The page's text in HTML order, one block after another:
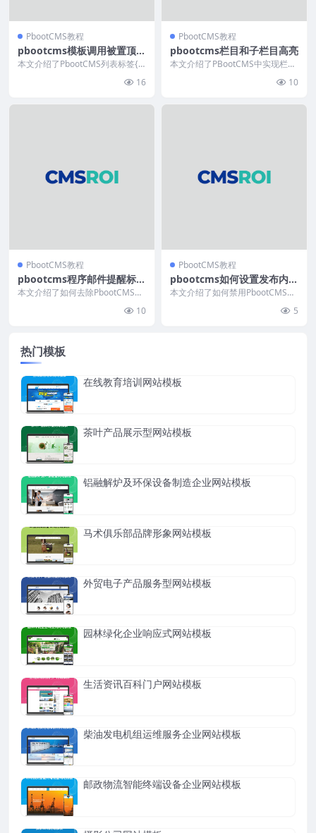
PbootCMS教程
pbootcms模板调用被置顶、
推荐、头条状态的文章
本文介绍了PbootCMS列表标签{p
16
PbootCMS教程
pbootcms栏目和子栏目高亮
本文介绍了PBootCMS中实现栏目
10
PbootCMS教程
pbootcms程序邮件提醒标题
修改
本文介绍了如何去除PbootCMS系
10
PbootCMS教程
pbootcms如何设置发布内容
不自动提取缩略图
本文介绍了如何禁用PbootCMS自
5
热门模板
在线教育培训网站模板
茶叶产品展示型网站模板
铝融解炉及环保设备制造企业网站模板
马术俱乐部品牌形象网站模板
外贸电子产品服务型网站模板
园林绿化企业响应式网站模板
生活资讯百科门户网站模板
柴油发电机组运维服务企业网站模板
邮政物流智能终端设备企业网站模板